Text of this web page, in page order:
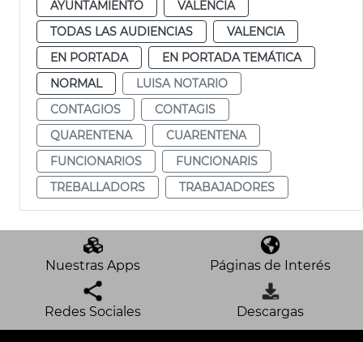
AYUNTAMIENTO
VALENCIA
TODAS LAS AUDIENCIAS
VALENCIA
EN PORTADA
EN PORTADA TEMÁTICA
NORMAL
LUISA NOTARIO
CONTAGIOS
CONTAGIS
QUARENTENA
CUARENTENA
FUNCIONARIOS
FUNCIONARIS
TREBALLADORS
TRABAJADORES
Nuestras Apps Páginas de Interés
Redes Sociales Descargas